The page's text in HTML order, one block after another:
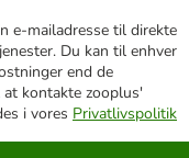
e-mailadresse til direkte
Du kan til enhver
end de
kontakte zooplus'
i vores Privatlivspolitik